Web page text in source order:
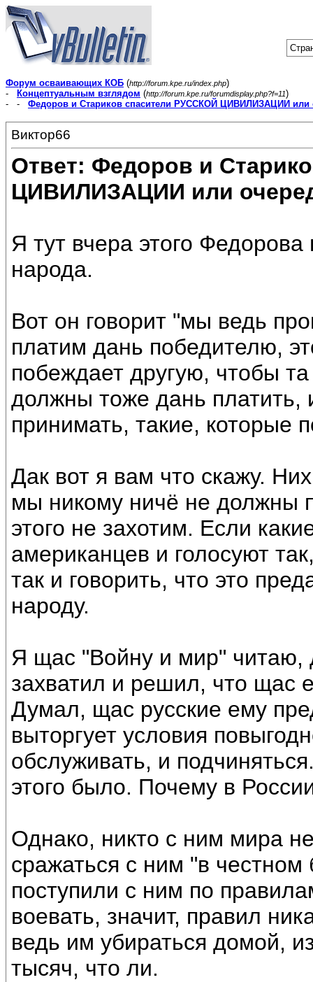
Форум осваивающих КОБ (http://forum.kpe.ru/index.php)
-
Концептуальным взглядом (http://forum.kpe.ru/forumdisplay.php?f=11)
- - Федоров и Стариков спасители РУССКОЙ ЦИВИЛИЗАЦИИ или
Виктор66
Ответ: Федоров и
ЦИВИЛИЗАЦИИ или
Я тут вчера этого
народа.
Вот он говорит "мы ведь
платим дань победителю,
побеждает другую, чтобы
должны тоже дань платить,
принимать, такие, которые
Дак вот я вам что скажу.
мы никому ничё не должны
этого не захотим. Если
американцев и голосуют
так и говорить, что это
народу.
Я щас "Войну и мир" читаю,
захватил и решил, что щас
Думал, щас русские ему
выторгует условия
обслуживать, и
этого было. Почему в
Однако, никто с ним мира
сражаться с ним "в
поступили с ним по
воевать, значит, правил
ведь им убираться домой,
тысяч, что ли.